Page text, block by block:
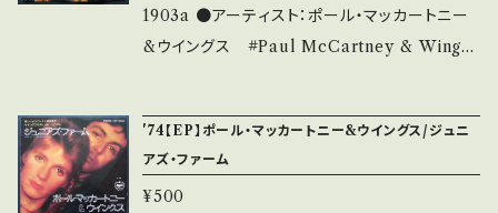
ださい。 お知らせ等は、About 画面にてご確認
ください。
1903a ●アーティスト：ポール・マッカートニー
&ウイングス #Paul McCartney & Wings
盤：B/B (国内盤/3ッ折ジャケ) * 【状態説明の
見方】 商品列に並ぶ ■状態・説明 / 発送につい
て■ をご覧ください。 お知らせ等は、About 画
'74【EP】ポール・マッカートニー&ウイングス/ジュニ
アズ・ファーム
¥500